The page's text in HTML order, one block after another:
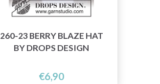
260-23 BERRY BLAZE HAT
BY DROPS DESIGN
€6,90